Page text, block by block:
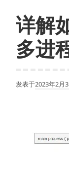
详解
多进
发表于2023年2月